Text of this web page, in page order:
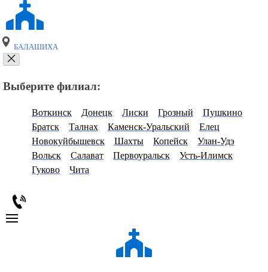
БАЛАШИХА
Выберите филиал:
Воткинск Донецк Лиски Грозный
Пушкино
Братск
Талнах Каменск-Уральский
Елец
Новокуйбышевск
Шахты Копейск
Улан-Удэ
Вольск
Салават Первоуральск
Усть-Илимск
Гуково
Чита